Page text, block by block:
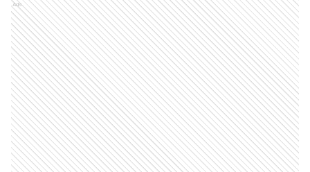
Ads